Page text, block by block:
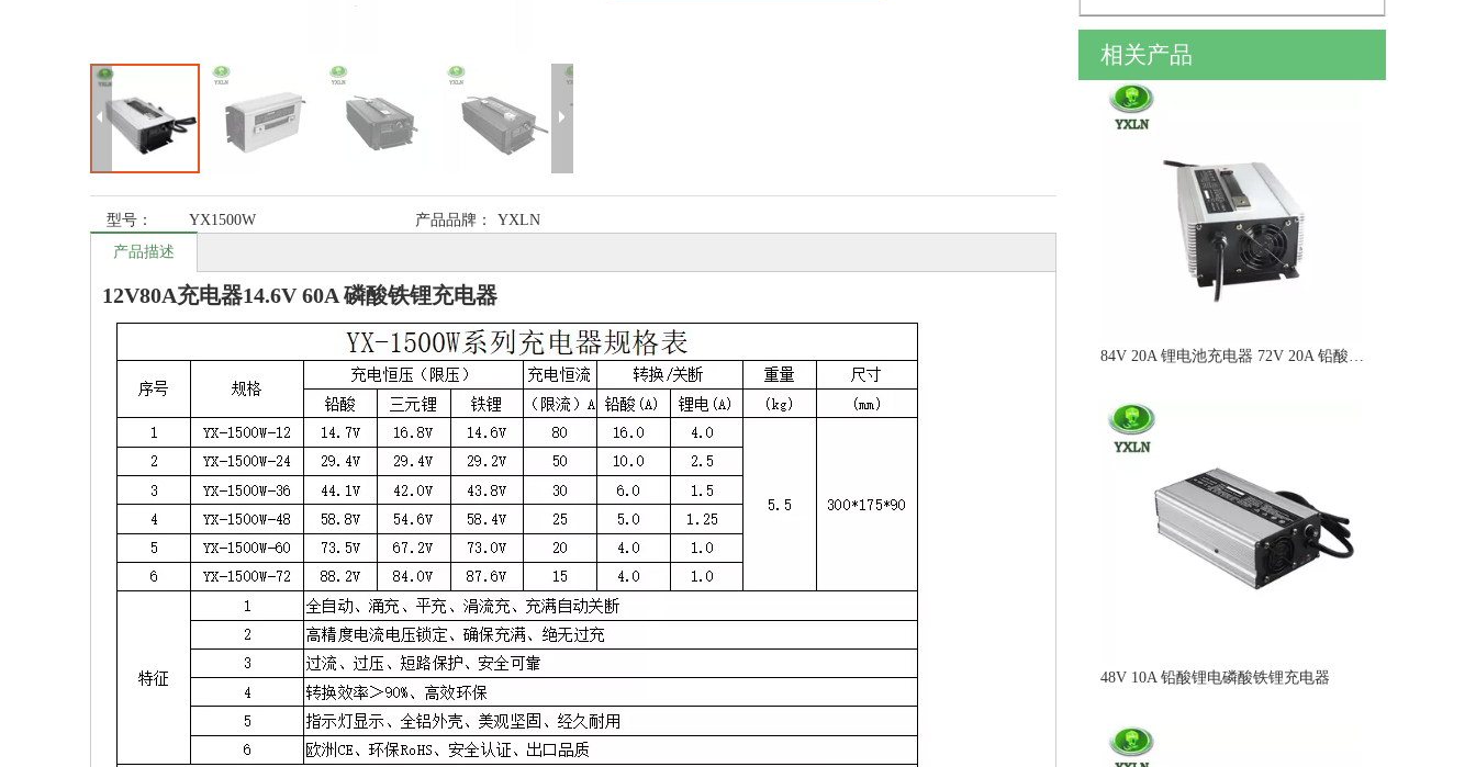
型号： YX1500W 产品品牌：
YXLN
产品描述
12V80A充电器14.6V 60A 磷酸铁锂充电器
相关产品
84V 20A 锂电池充电器 72V 20A 铅酸充电器
48V 10A 铅酸锂电磷酸铁锂充电器